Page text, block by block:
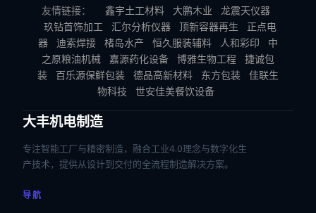
友情链接： 鑫宇土工材料 大鹏木业
龙震天仪器
玖钻首饰加工
汇尔分析仪器 顶新容器再生
正点电
器
迪索焊接 楮岛水产 恒久服装辅料 人和彩印
中
之原粮油机械
嘉源药化设备 博雅生物工程
捷诚包
装
百乐源保鲜包装 德品高新材料 东方包装
佳联生
物科技
世安佳美餐饮设备
大丰机电制造
专注智能工厂与精密制造，融合工业4.0理念与数字化生
产技术，提供从设计到交付的全流程制造解决方案。
导航